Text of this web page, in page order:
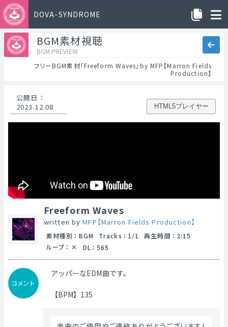
DOVA-SYNDROME
BGM素材視聴
BGM PREVIEW
フリーBGM素材「Freeform Waves」by MFP【Marron Fields
Production】
公開日 ：
2023.12.08
HTML5プレイヤー
Freeform Waves
written byMFP【Marron Fields Production】
素材種別 ： BGM Tracks ： 1/1 再生時間 ： 2:15
ループ ： DL ： 565
コメント
アッパーなEDM曲です。
【BPM】135